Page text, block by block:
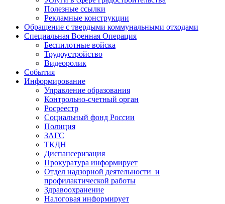
Полезные ссылки
Рекламные конструкции
Обращение с твердыми коммунальными отходами
Специальная Военная Операция
Беспилотные войска
Трудоустройство
Видеоролик
События
Информирование
Управление образования
Контрольно-счетный орган
Росреестр
Социальный фонд России
Полиция
ЗАГС
ТКДН
Диспансеризация
Прокуратура информирует
Отдел надзорной деятельности и
профилактической работы
Здравоохранение
Налоговая информирует